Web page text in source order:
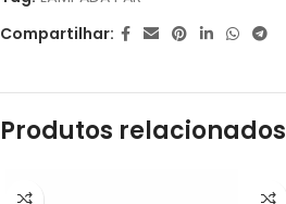
Compartilhar:
Produtos relacionados